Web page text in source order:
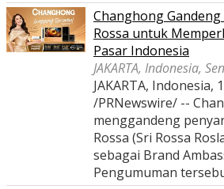
Changhong
Rossa untuk
Pasar Indonesia
JAKARTA, Indonesia,
JAKARTA, Indonesia,
/PRNewswire/ --
menggandeng
Rossa (Sri Rossa
sebagai Brand
Pengumuman